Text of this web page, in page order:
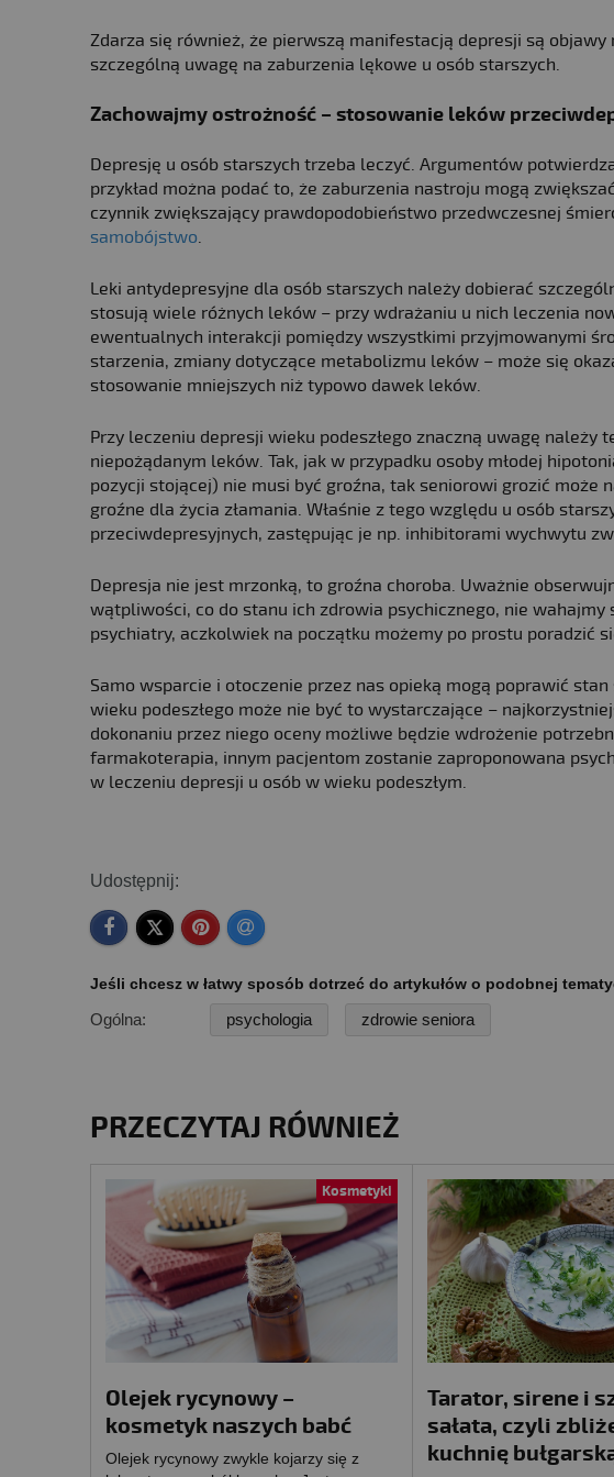
Zdarza się również, że pierwszą manifestacją depresji są
szczególną uwagę na zaburzenia lękowe u osób starszych.
Zachowajmy ostrożność – stosowanie leków
Depresję u osób starszych trzeba leczyć. Argumentów
przykład można podać to, że zaburzenia nastroju mogą
czynnik zwiększający prawdopodobieństwo przedwczesnej
samobójstwo.
Leki antydepresyjne dla osób starszych należy dobierać
stosują wiele różnych leków – przy wdrażaniu u nich leczenia
ewentualnych interakcji pomiędzy wszystkimi przyjmowanymi
starzenia, zmiany dotyczące metabolizmu leków – może się
stosowanie mniejszych niż typowo dawek leków.
Przy leczeniu depresji wieku podeszłego znaczną uwagę należy
niepożądanym leków. Tak, jak w przypadku osoby młodej
pozycji stojącej) nie musi być groźna, tak seniorowi grozić może
groźne dla życia złamania. Właśnie z tego względu u osób
przeciwdepresyjnych, zastępując je np. inhibitorami wychwytu
Depresja nie jest mrzonką, to groźna choroba. Uważnie
wątpliwości, co do stanu ich zdrowia psychicznego, nie wahajmy
psychiatry, aczkolwiek na początku możemy po prostu poradzić
Samo wsparcie i otoczenie przez nas opieką mogą poprawić
wieku podeszłego może nie być to wystarczające –
dokonaniu przez niego oceny możliwe będzie wdrożenie
farmakoterapia, innym pacjentom zostanie zaproponowana
w leczeniu depresji u osób w wieku podeszłym.
Udostępnij:
Jeśli chcesz w łatwy sposób dotrzeć do artykułów o podobnej
Ogólna: psychologia zdrowie seniora
PRZECZYTAJ RÓWNIEŻ
Kosmetyki
Olejek rycynowy –
kosmetyk naszych babć
Olejek rycynowy zwykle kojarzy się z
Tarator, sirene i
sałata, czyli
kuchnię